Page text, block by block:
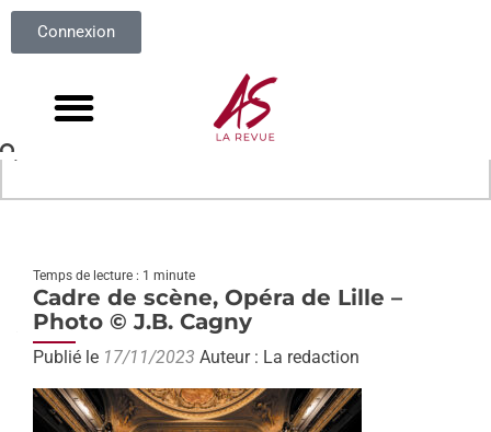
Connexion
Temps de lecture : 1 minute
Cadre de scène, Opéra de Lille –
Photo © J.B. Cagny
Publié le 17/11/2023 Auteur : La redaction